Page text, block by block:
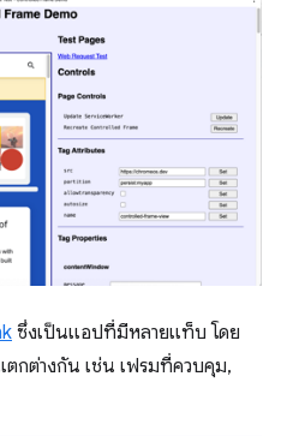
ซึ่งเป็นแอปที่มีหลายแท็บ โดย
กต่างกัน เช่น เฟรมที่ควบคุม,